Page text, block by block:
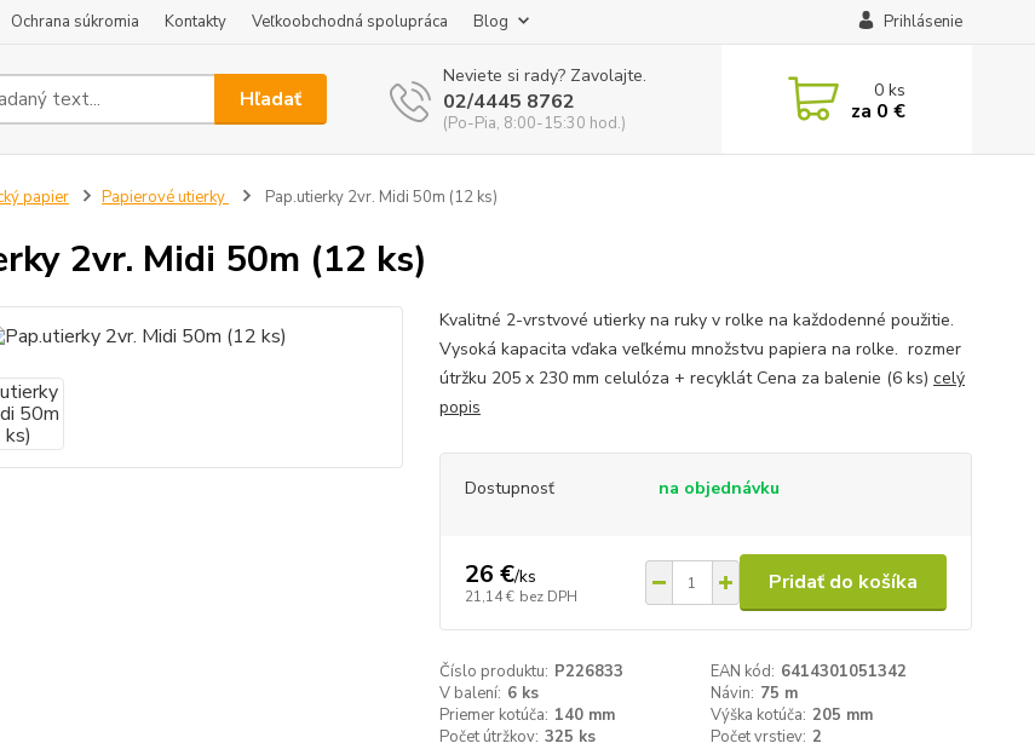
Ochrana súkromia Kontakty Veľkoobchodná spolupráca Blog Prihlásenie
Hľadať
Neviete si rady? Zavolajte.
02/4445 8762
(Po-Pia, 8:00-15:30 hod.)
0ks
za 0 €
papier Papierové utierky Pap.utierky 2vr. Midi 50m (12 ks)
2vr. Midi 50m (12 ks)
Kvalitné 2-vrstvové utierky na ruky v rolke na každodenné použitie.
Vysoká kapacita vďaka veľkému množstvu papiera na rolke. rozmer
útržku 205 x 230 mm celulóza + recyklát Cena za balenie (6 ks) celý
popis
Dostupnosť na objednávku
26 €/ks
21,14 € bez DPH
Pridať do košíka
Číslo produktu: P226833 EAN kód: 6414301051342
V balení: 6 ks Návin: 75 m
Priemer kotúča: 140 mm Výška kotúča: 205 mm
Počet útržkov: 325 ks Počet vrstiev: 2